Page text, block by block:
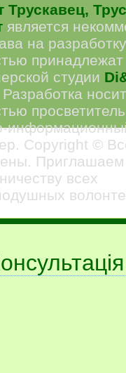
Трускавец,
является
на разработку
принадлежат
студии
. Разработка носит
Copyright ©
Приглашаем
всех